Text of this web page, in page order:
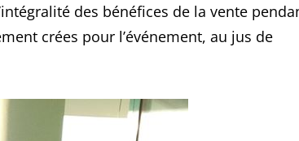
des bénéfices de la vente
crées pour l’événement, au jus de